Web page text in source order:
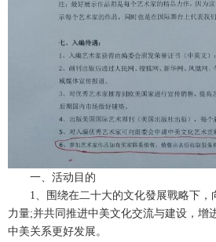
一、活动目的
1、围绕在二十大的文化發展戰略下
力量;并共同推进中美文化交流与建设，增
中美关系更好发展。